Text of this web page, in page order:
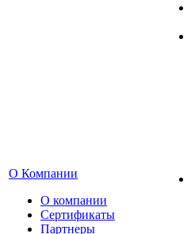
О Компании
О компании
Сертификаты
Партнеры